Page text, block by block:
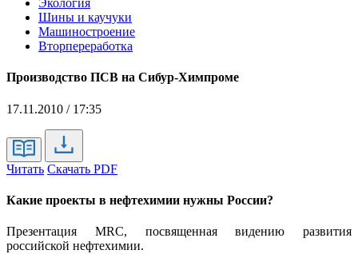
Экология
Шины и каучуки
Машиностроение
Вторпереработка
Производство ПСВ на Сибур-Химпроме
17.11.2010 / 17:35
Читать Скачать PDF
Какие проекты в нефтехимии нужны России?
Презентация MRC, посвященная видению развития
российской нефтехимии.